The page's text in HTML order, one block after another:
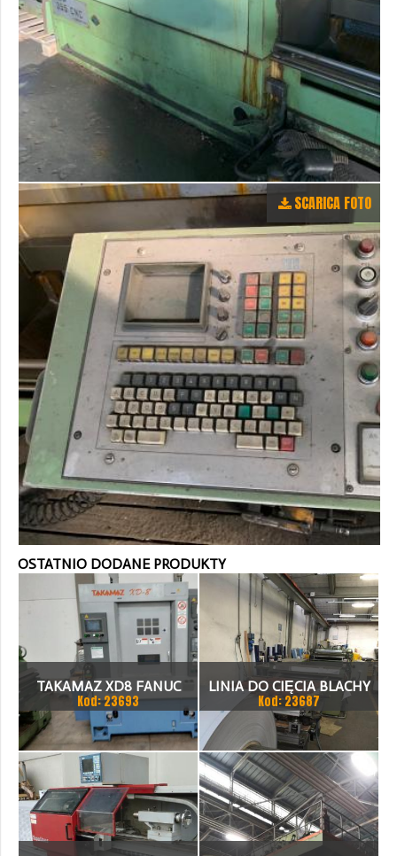
SCARICA FOTO
OSTATNIO DODANE PRODUKTY
TAKAMAZ XD8 FANUC
21ITA TOKARKA CNC
Kod: 23693
LINIA DO CIĘCIA BLACHY
1.500 X 1,5 (2,5) MM
Kod: 23687